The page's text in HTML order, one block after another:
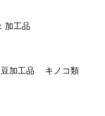
加工品
加工品
キノコ類